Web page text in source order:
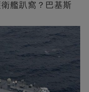
艦趴窩？巴基斯